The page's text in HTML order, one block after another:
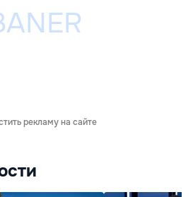
рекламу на сайте